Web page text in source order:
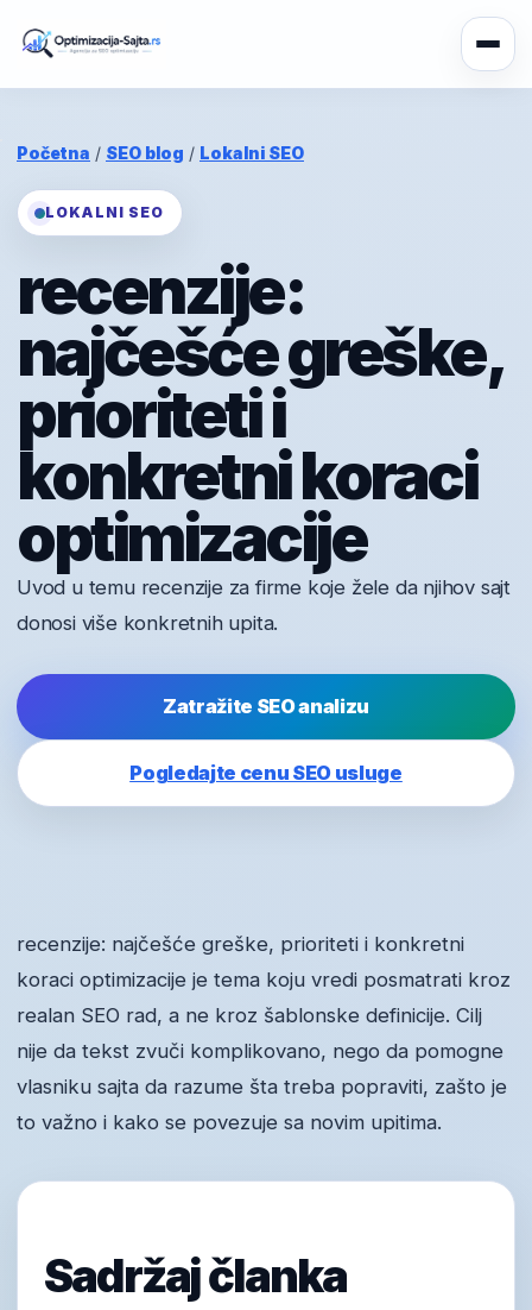
Početna / SEO blog / Lokalni SEO
LOKALNI SEO
recenzije:
najčešće greške,
prioriteti i
konkretni koraci
optimizacije
Uvod u temu recenzije za firme koje žele da njihov sajt
donosi više konkretnih upita.
Zatražite SEO analizu
Pogledajte cenu SEO usluge
recenzije: najčešće greške, prioriteti i konkretni
koraci optimizacije je tema koju vredi posmatrati kroz
realan SEO rad, a ne kroz šablonske definicije. Cilj
nije da tekst zvuči komplikovano, nego da pomogne
vlasniku sajta da razume šta treba popraviti, zašto je
to važno i kako se povezuje sa novim upitima.
Sadržaj članka